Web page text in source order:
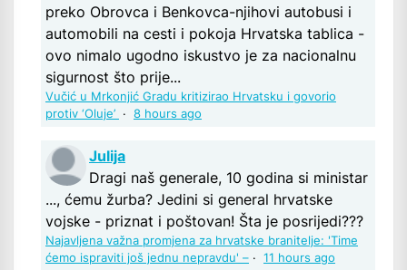
preko Obrovca i Benkovca-njihovi autobusi i
automobili na cesti i pokoja Hrvatska tablica -
ovo nimalo ugodno iskustvo je za nacionalnu
sigurnost što prije...
Vučić u Mrkonjić Gradu kritizirao Hrvatsku i govorio
protiv ‘Oluje’ · 8 hours ago
Julija
Dragi naš generale, 10 godina si ministar
..., ćemu žurba? Jedini si general hrvatske
vojske - priznat i poštovan! Šta je posrijedi???
Najavljena važna promjena za hrvatske branitelje: 'Time
ćemo ispraviti još jednu nepravdu' – · 11 hours ago